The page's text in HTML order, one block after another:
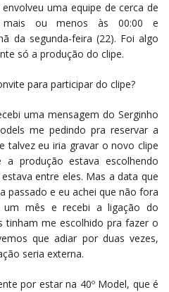
uma equipe de cerca de
mais ou menos às 00:00 e
da segunda-feira (22). Foi algo
só a produção do clipe.
para participar do clipe?
uma mensagem do Serginho
me pedindo pra reservar a
talvez eu iria gravar o novo clipe
produção estava escolhendo
entre eles. Mas a data que
passado e eu achei que não fora
um mês e recebi a ligação do
tinham me escolhido pra fazer o
que adiar por duas vezes,
seria externa.
por estar na 40º Model, que é